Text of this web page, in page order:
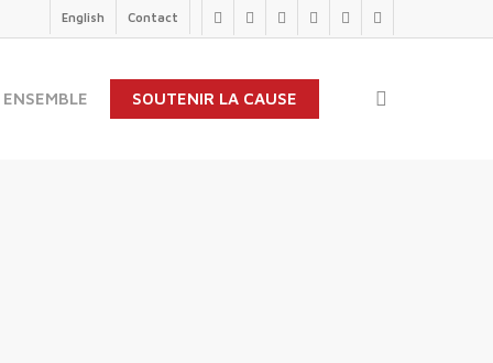
twitterfacebooklinkedinyoutubeinstagram
flickr
English Contact
SOUTENIR LA CAUSE